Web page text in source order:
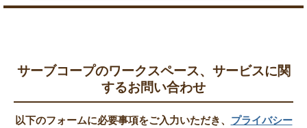
サーブコープのワークスペース、サービスに関
するお問い合わせ
以下のフォームに必要事項をご入力いただき、 プライバシー